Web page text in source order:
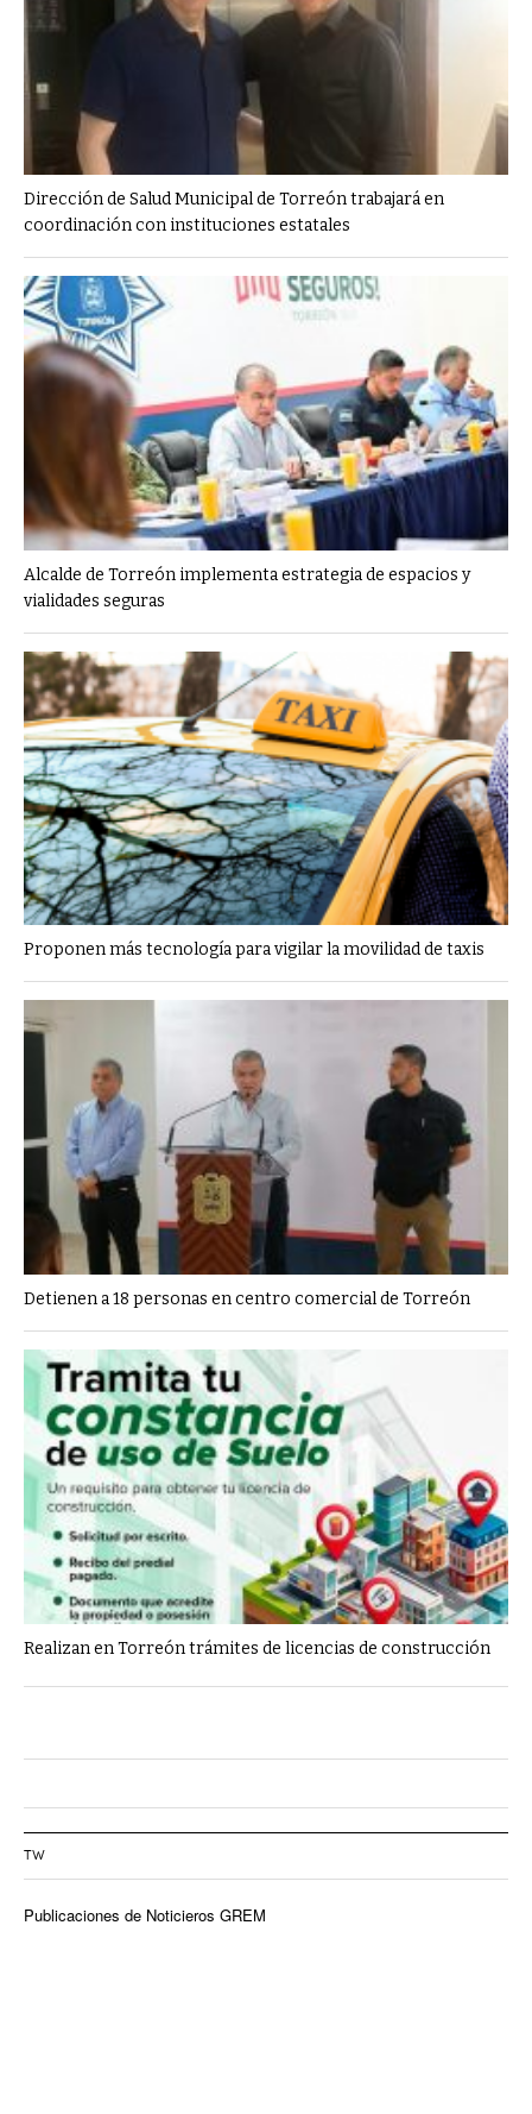
Dirección de Salud Municipal de Torreón trabajará en
coordinación con instituciones estatales
Alcalde de Torreón implementa estrategia de espacios y
vialidades seguras
Proponen más tecnología para vigilar la movilidad de taxis
Detienen a 18 personas en centro comercial de Torreón
Realizan en Torreón trámites de licencias de construcción
TW
Publicaciones de Noticieros GREM